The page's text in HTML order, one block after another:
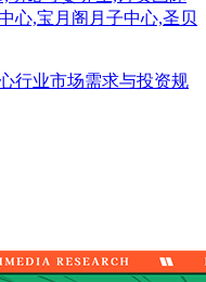
心,宝月阁月子中心,圣贝